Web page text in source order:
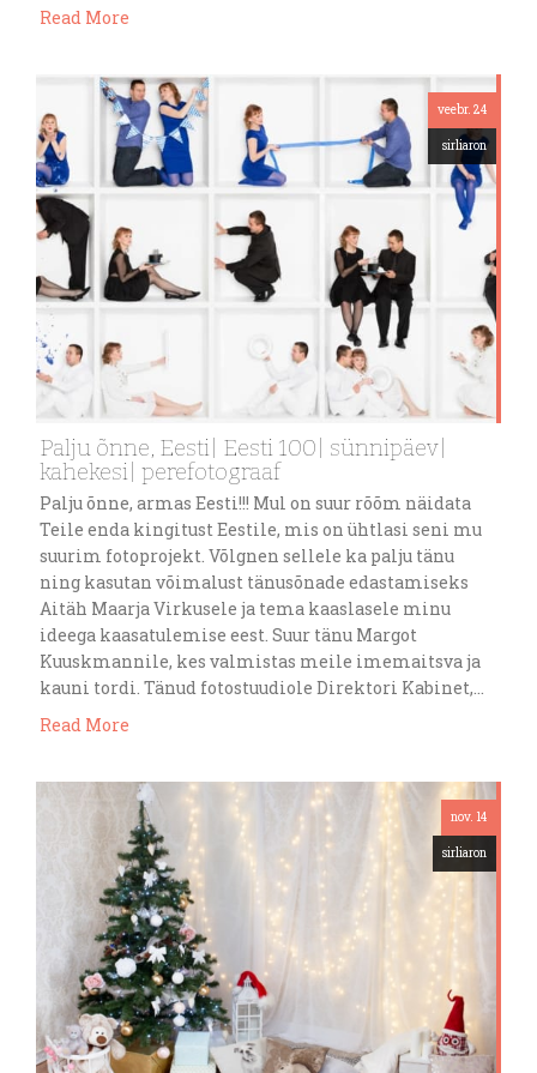
Read More
veebr. 24
sirliaron
Palju õnne, Eesti| Eesti 100| sünnipäev|
kahekesi| perefotograaf
Palju õnne, armas Eesti!!! Mul on suur rõõm näidata
Teile enda kingitust Eestile, mis on ühtlasi seni mu
suurim fotoprojekt. Võlgnen sellele ka palju tänu
ning kasutan võimalust tänusõnade edastamiseks
Aitäh Maarja Virkusele ja tema kaaslasele minu
ideega kaasatulemise eest. Suur tänu Margot
Kuuskmannile, kes valmistas meile imemaitsva ja
kauni tordi. Tänud fotostuudiole Direktori Kabinet,…
Read More
nov. 14
sirliaron